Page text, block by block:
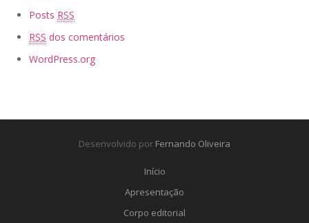
Posts RSS
RSS dos comentários
WordPress.org
Desenvolvido por Fernando Oliveira
Início
Apresentação
Corpo editorial